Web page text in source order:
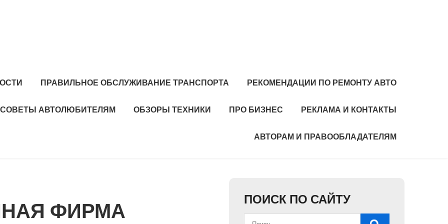
ПРАВИЛЬНОЕ ОБСЛУЖИВАНИЕ ТРАНСПОРТА РЕКОМЕНДАЦИИ ПО РЕМОНТУ АВТО
СОВЕТЫ АВТОЛЮБИТЕЛЯМ ОБЗОРЫ ТЕХНИКИ ПРО БИЗНЕС РЕКЛАМА И КОНТАКТЫ
АВТОРАМ И ПРАВООБЛАДАТЕЛЯМ
ФИРМА ПОИСК ПО САЙТУ